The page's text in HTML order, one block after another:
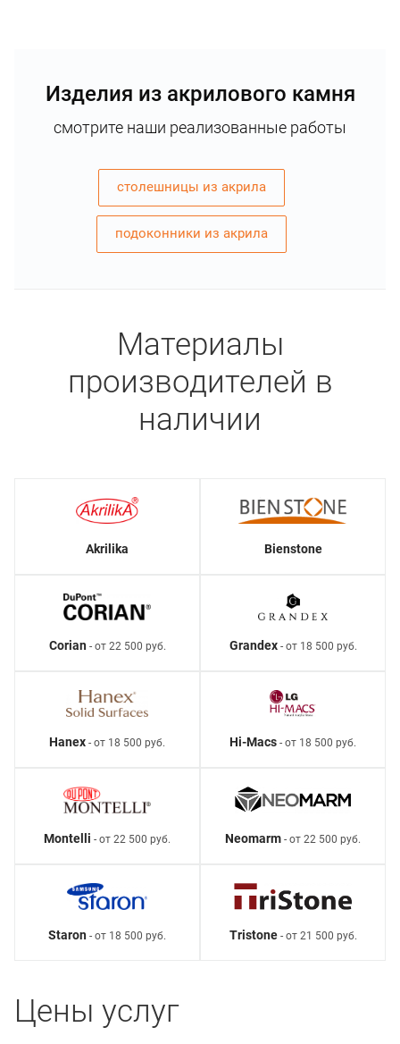
Изделия из акрилового камня
смотрите наши реализованные работы
столешницы из акрила
подоконники из акрила
Материалы
производителей в
наличии
Akrilika Bienstone
Corian- от 22 500 руб. Grandex- от 18 500 руб.
Hanex - от 18 500 руб. Hi-Macs - от 18 500 руб.
Montelli - от 22 500 руб. Neomarm - от 22 500 руб.
Staron - от 18 500 руб. Tristone- от 21 500 руб.
Цены услуг